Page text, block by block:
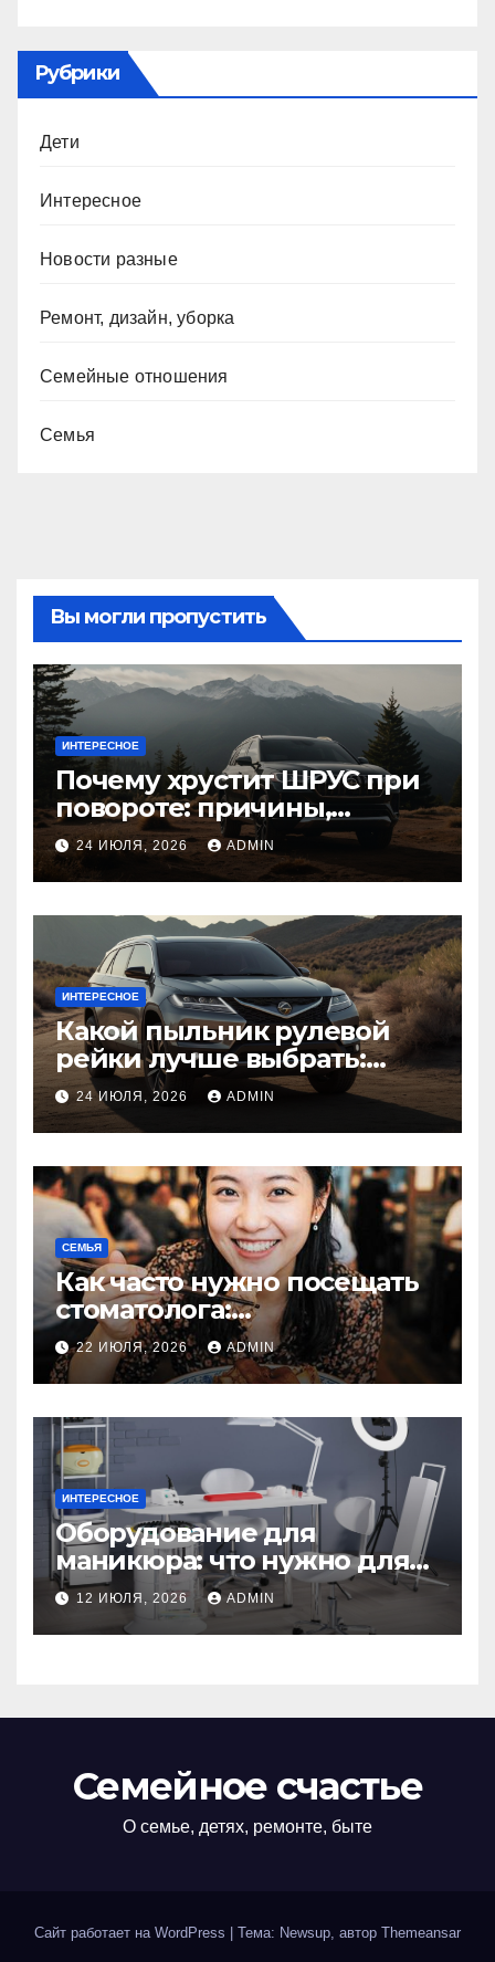
Рубрики
Дети
Интересное
Новости разные
Ремонт, дизайн, уборка
Семейные отношения
Семья
Вы могли пропустить
ИНТЕРЕСНОЕ
Почему хрустит ШРУС при
повороте: причины,
диагностика
24 ИЮЛЯ, 2026 ADMIN
ИНТЕРЕСНОЕ
Какой пыльник рулевой
рейки лучше выбрать:
оригинальный или аналог,
резина или полиуретан
24 ИЮЛЯ, 2026 ADMIN
СЕМЬЯ
Как часто нужно посещать
стоматолога:
рекомендации для
здоровья зубов
22 ИЮЛЯ, 2026 ADMIN
ИНТЕРЕСНОЕ
Оборудование для
маникюра: что нужно для
идеального маникюра
12 ИЮЛЯ, 2026 ADMIN
Семейное счастье
О семье, детях, ремонте, быте
Сайт работает на WordPress Тема: Newsup, автор Themeansar